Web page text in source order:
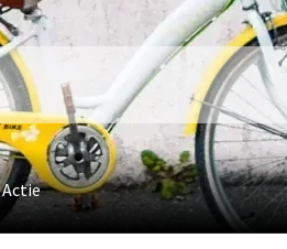
Actie